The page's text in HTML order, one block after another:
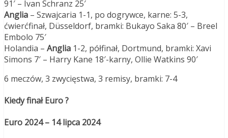
91′ – Ivan Schranz 25′
Anglia – Szwajcaria 1-1, po dogrywce, karne: 5-3,
ćwierćfinał, Düsseldorf, bramki: Bukayo Saka 80′ – Breel
Embolo 75′
Holandia – Anglia 1-2, półfinał, Dortmund, bramki: Xavi
Simons 7′ – Harry Kane 18′-karny, Ollie Watkins 90′
6 meczów, 3 zwycięstwa, 3 remisy, bramki: 7-4
Kiedy finał Euro ?
Euro 2024 – 14 lipca 2024